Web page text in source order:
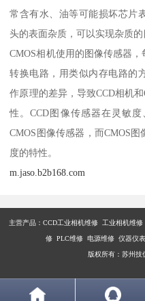
常含有水、油等可能损坏芯片
头的表面杂质，可以实现杂质的
CMOS相机使用的图像传感器
转换电路，用类似内存电路的
作原理的差异，导致CCD相机
性。CCD图像传感器在灵敏
CMOS图像传感器，而CMOS
度的特性。
m.jaso.b2b168.com
主营产品： CCD工业相机维修 工业相机维
修 PLC维修 电源维修 仪器仪
版权所有：苏州技